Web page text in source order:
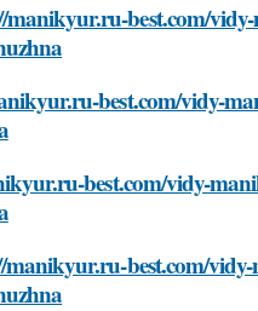
best.com/
best.com/vidy-
best.com/vidy-
best.com/